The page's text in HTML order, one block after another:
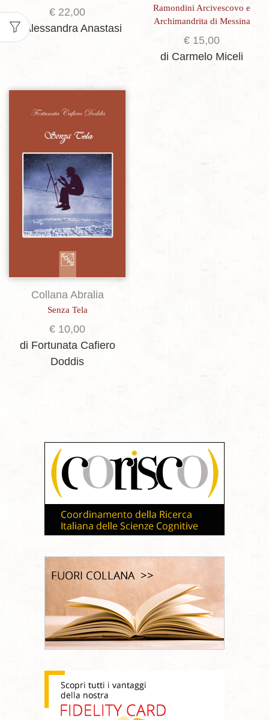
€ 22,00
di Alessandra Anastasi
Ramondini Arcivescovo e
Archimandrita di Messina
€ 15,00
di Carmelo Miceli
Aggiungi alla lista dei desideri
Collana Abralia
Senza Tela
€ 10,00
di Fortunata Cafiero
Doddis